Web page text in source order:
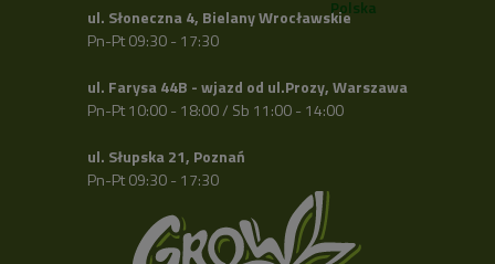
ul. Słoneczna 4, Bielany Wrocławskie
Pn-Pt 09:30 - 17:30
ul. Farysa 44B - wjazd od ul.Prozy, Warszawa
Pn-Pt 10:00 - 18:00 / Sb 11:00 - 14:00
ul. Słupska 21, Poznań
Pn-Pt 09:30 - 17:30